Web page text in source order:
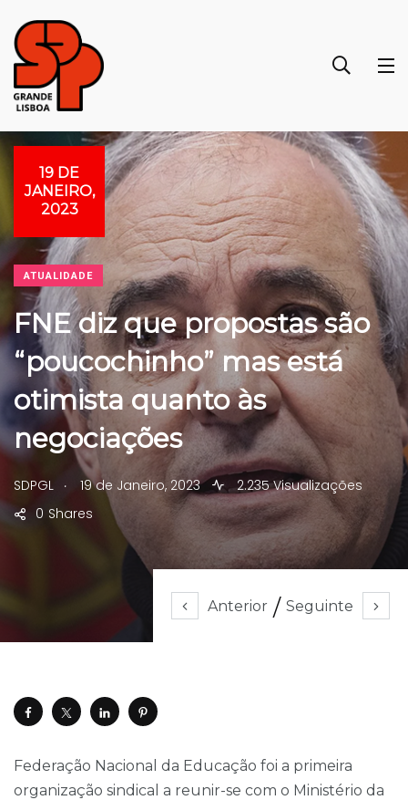
Anterior Seguinte
19 DE
JANEIRO,
2023
ATUALIDADE
FNE diz que propostas são
“poucochinho” mas está
otimista quanto às
negociações
SDPGL . 19 de Janeiro, 2023
2.235 Visualizações
Shares
0
Federação Nacional da Educação foi a primeira
organização sindical a reunir-se com o Ministério da